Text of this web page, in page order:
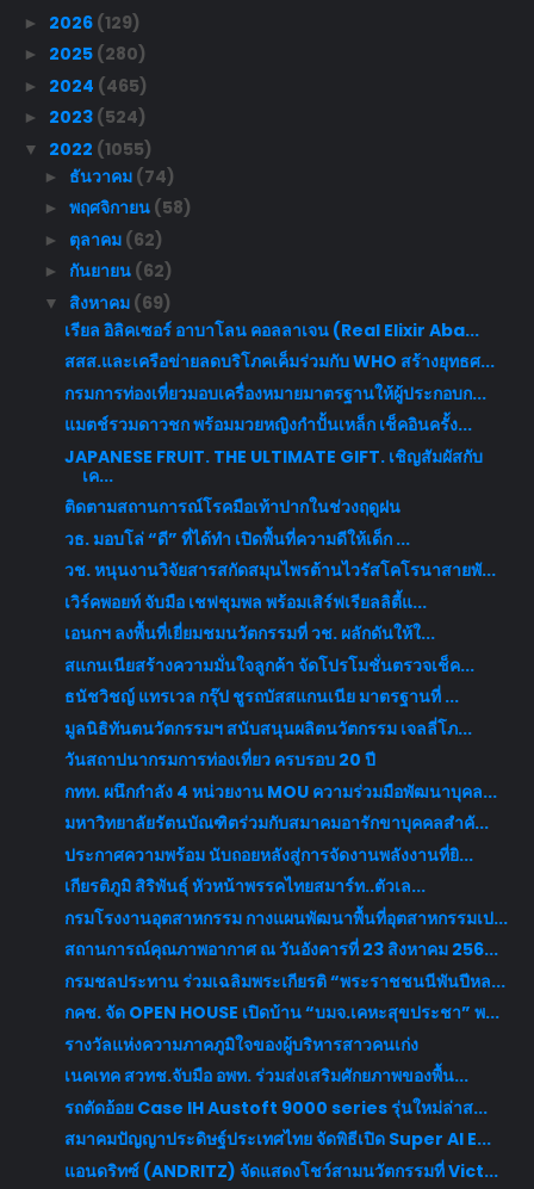
► 2026 (129)
► 2025 (280)
► 2024 (465)
► 2023 (524)
▼ 2022 (1055)
► ธันวาคม (74)
► พฤศจิกายน (58)
► ตุลาคม (62)
► กันยายน (62)
▼ สิงหาคม (69)
เรียล อิลิคเซอร์ อาบาโลน คอลลาเจน (Real Elixir Aba...
สสส.และเครือข่ายลดบริโภคเค็มร่วมกับ WHO สร้างยุทธศ...
กรมการท่องเที่ยวมอบเครื่องหมายมาตรฐานให้ผู้ประกอบก...
แมตช์รวมดาวชก พร้อมมวยหญิงกำปั้นเหล็ก เช็คอินครั้ง...
JAPANESE FRUIT. THE ULTIMATE GIFT. เชิญสัมผัสกับ
เค...
ติดตามสถานการณ์โรคมือเท้าปากในช่วงฤดูฝน
วธ. มอบโล่ “ดี” ที่ได้ทำ เปิดพื้นที่ความดีให้เด็ก ...
วช. หนุนงานวิจัยสารสกัดสมุนไพรต้านไวรัสโคโรนาสายพั...
เวิร์คพอยท์ จับมือ เชฟชุมพล พร้อมเสิร์ฟเรียลลิตี้แ...
เอนกฯ ลงพื้นที่เยี่ยมชมนวัตกรรมที่ วช. ผลักดันให้ใ...
สแกนเนียสร้างความมั่นใจลูกค้า จัดโปรโมชั่นตรวจเช็ค...
ธนัชวิชญ์ แทรเวล กรุ๊ป ชูรถบัสสแกนเนีย มาตรฐานที่ ...
มูลนิธิทันตนวัตกรรมฯ สนับสนุนผลิตนวัตกรรม เจลลี่โภ...
วันสถาปนากรมการท่องเที่ยว ครบรอบ 20 ปี
กทท. ผนึกกำลัง 4 หน่วยงาน MOU ความร่วมมือพัฒนาบุคล...
มหาวิทยาลัยรัตนบัณฑิตร่วมกับสมาคมอารักขาบุคคลสําคั...
ประกาศความพร้อม นับถอยหลังสู่การจัดงานพลังงานที่ยิ...
เกียรติภูมิ สิริพันธุ์ หัวหน้าพรรคไทยสมาร์ท..ตัวเล...
กรมโรงงานอุตสาหกรรม กางแผนพัฒนาพื้นที่อุตสาหกรรมเป...
สถานการณ์คุณภาพอากาศ ณ วันอังคารที่ 23 สิงหาคม 256...
กรมชลประทาน ร่วมเฉลิมพระเกียรติ “พระราชชนนีพันปีหล...
กคช. จัด OPEN HOUSE เปิดบ้าน “บมจ.เคหะสุขประชา” พ...
รางวัลแห่งความภาคภูมิใจของผู้บริหารสาวคนเก่ง
เนคเทค สวทช.จับมือ อพท. ร่วมส่งเสริมศักยภาพของพื้น...
รถตัดอ้อย Case IH Austoft 9000 series รุ่นใหม่ล่าส...
สมาคมปัญญาประดิษฐ์ประเทศไทย จัดพิธีเปิด Super AI E...
แอนดริทซ์ (ANDRITZ) จัดแสดงโชว์สามนวัตกรรมที่ Vict...